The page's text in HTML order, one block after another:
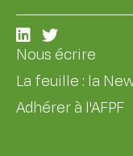
Nous écrire
La feuille : la
Adhérer à l'AFPF